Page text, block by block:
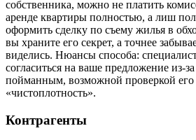
собственника, можно не платить
аренде квартиры полностью, а лиш
оформить сделку по съему жилья в
вы храните его секрет, а точнее
виделись. Нюансы способа:
согласиться на ваше предложение из-
пойманным, возможной проверкой его
«чистоплотность».
Контрагенты